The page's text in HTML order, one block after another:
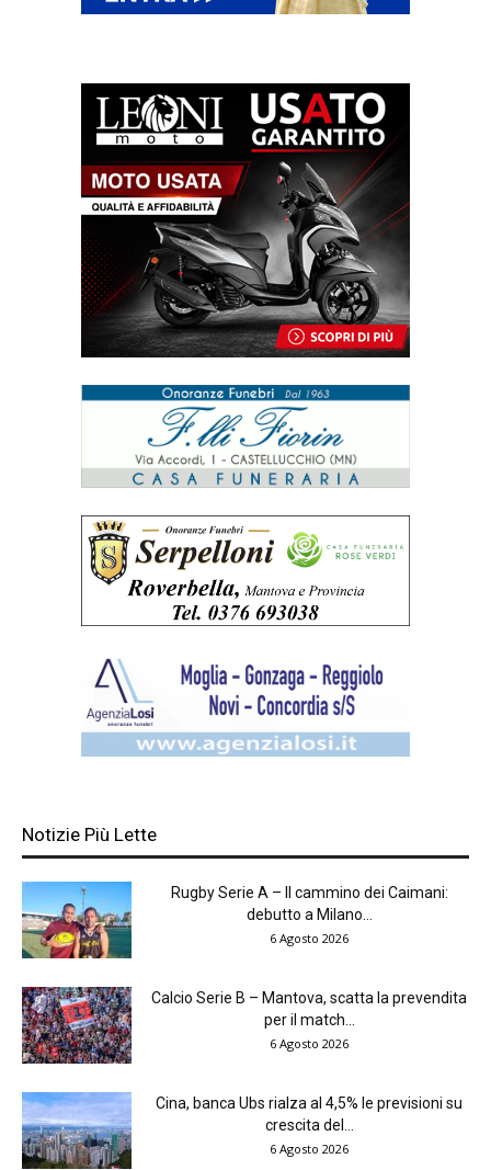
Notizie Più Lette
Rugby Serie A – Il cammino dei Caimani:
debutto a Milano...
6 Agosto 2026
Calcio Serie B – Mantova, scatta la prevendita
per il match...
6 Agosto 2026
Cina, banca Ubs rialza al 4,5% le previsioni su
crescita del...
6 Agosto 2026